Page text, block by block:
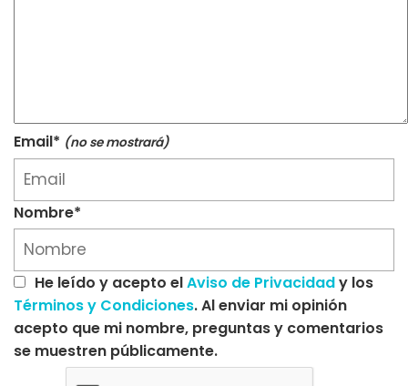
Email* (no se mostrará)
Nombre*
He leído y acepto elAviso de Privacidady los
Términos y Condiciones. Al enviar mi opinión
acepto que mi nombre, preguntas y comentarios
se muestren públicamente.